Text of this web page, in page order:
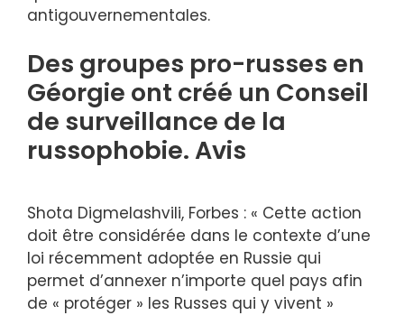
antigouvernementales.
Des groupes pro-russes en
Géorgie ont créé un Conseil
de surveillance de la
russophobie. Avis
Shota Digmelashvili, Forbes : « Cette action
doit être considérée dans le contexte d’une
loi récemment adoptée en Russie qui
permet d’annexer n’importe quel pays afin
de « protéger » les Russes qui y vivent »